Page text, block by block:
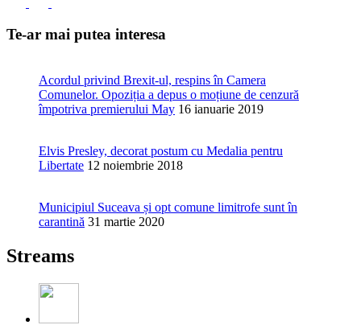
Te-ar mai putea interesa
Acordul privind Brexit-ul, respins în Camera
Comunelor. Opoziția a depus o moțiune de cenzură
împotriva premierului May 16 ianuarie 2019
Elvis Presley, decorat postum cu Medalia pentru
Libertate 12 noiembrie 2018
Municipiul Suceava și opt comune limitrofe sunt în
carantină 31 martie 2020
Streams